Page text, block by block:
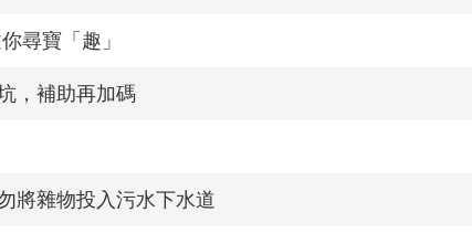
尋寶「趣」
，補助再加碼
將雜物投入污水下水道